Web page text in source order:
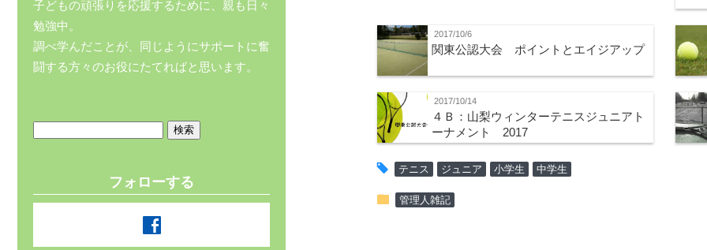
2017/10/6
関東公認大会 ポイントとエイジアップ
2017/10/14
４Ｂ：山梨ウィンターテニスジュニアト
ーナメント 2017
tag テニス ジュニア 小学生 中学生
folder 管理人雑記
子どもの頑張りを応援するために、親も日々
勉強中。
調べ学んだことが、同じようにサポートに奮
闘する方々のお役にたてればと思います。
フォローする
facebook